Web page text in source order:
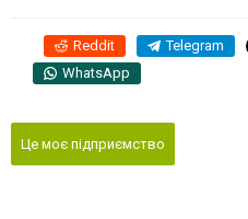
Reddit Telegram
WhatsApp
Це моє підприємство